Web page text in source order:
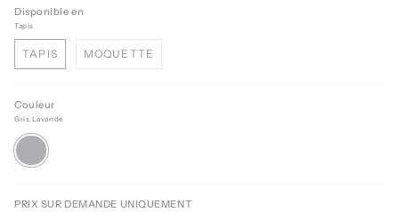
Disponible en
Tapis
TAPIS MOQUETTE
Couleur
Gris Lavande
Gris
Lavande
PRIX SUR DEMANDE UNIQUEMENT